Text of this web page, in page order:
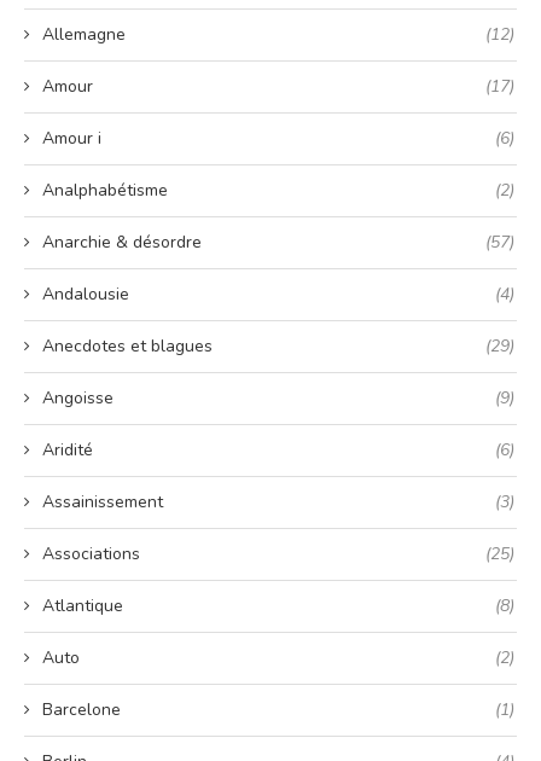
Allemagne (12)
Amour (17)
Amour i (6)
Analphabétisme (2)
Anarchie & désordre (57)
Andalousie (4)
Anecdotes et blagues (29)
Angoisse (9)
Aridité (6)
Assainissement (3)
Associations (25)
Atlantique (8)
Auto (2)
Barcelone (1)